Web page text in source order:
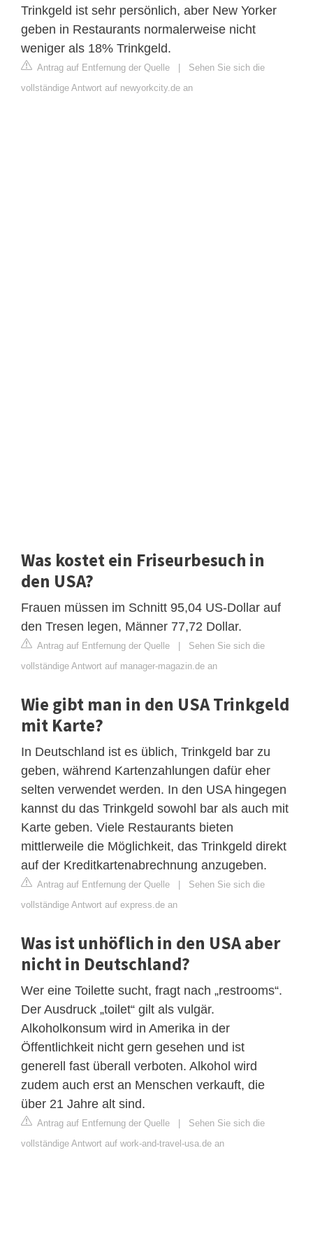
Trinkgeld ist sehr persönlich, aber New Yorker
geben in Restaurants normalerweise nicht
weniger als 18% Trinkgeld.
Antrag auf Entfernung der Quelle | Sehen Sie sich die
vollständige Antwort auf newyorkcity.de an
Was kostet ein Friseurbesuch in
den USA?
Frauen müssen im Schnitt 95,04 US-Dollar auf
den Tresen legen, Männer 77,72 Dollar.
Antrag auf Entfernung der Quelle | Sehen Sie sich die
vollständige Antwort auf manager-magazin.de an
Wie gibt man in den USA Trinkgeld
mit Karte?
In Deutschland ist es üblich, Trinkgeld bar zu
geben, während Kartenzahlungen dafür eher
selten verwendet werden. In den USA hingegen
kannst du das Trinkgeld sowohl bar als auch mit
Karte geben. Viele Restaurants bieten
mittlerweile die Möglichkeit, das Trinkgeld direkt
auf der Kreditkartenabrechnung anzugeben.
Antrag auf Entfernung der Quelle | Sehen Sie sich die
vollständige Antwort auf express.de an
Was ist unhöflich in den USA aber
nicht in Deutschland?
Wer eine Toilette sucht, fragt nach „restrooms“.
Der Ausdruck „toilet“ gilt als vulgär.
Alkoholkonsum wird in Amerika in der
Öffentlichkeit nicht gern gesehen und ist
generell fast überall verboten. Alkohol wird
zudem auch erst an Menschen verkauft, die
über 21 Jahre alt sind.
Antrag auf Entfernung der Quelle | Sehen Sie sich die
vollständige Antwort auf work-and-travel-usa.de an